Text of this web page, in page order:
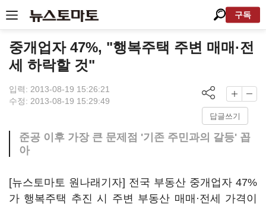
구독
중개업자 47%, "행복주택 주변 매매·전
세 하락할 것"
입력: 2013-08-19 15:26:21
수정: 2013-08-19 15:29:49
답글쓰기
준공 이후 가장 큰 문제점 '기존 주민과의 갈등' 꼽
아
[뉴스토마토 원나래기자] 전국 부동산 중개업자 47%
가 행복주택 추진 시 주변 부동산 매매·전세 가격이